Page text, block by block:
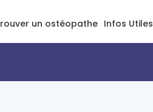
un ostéopathe Infos Utiles